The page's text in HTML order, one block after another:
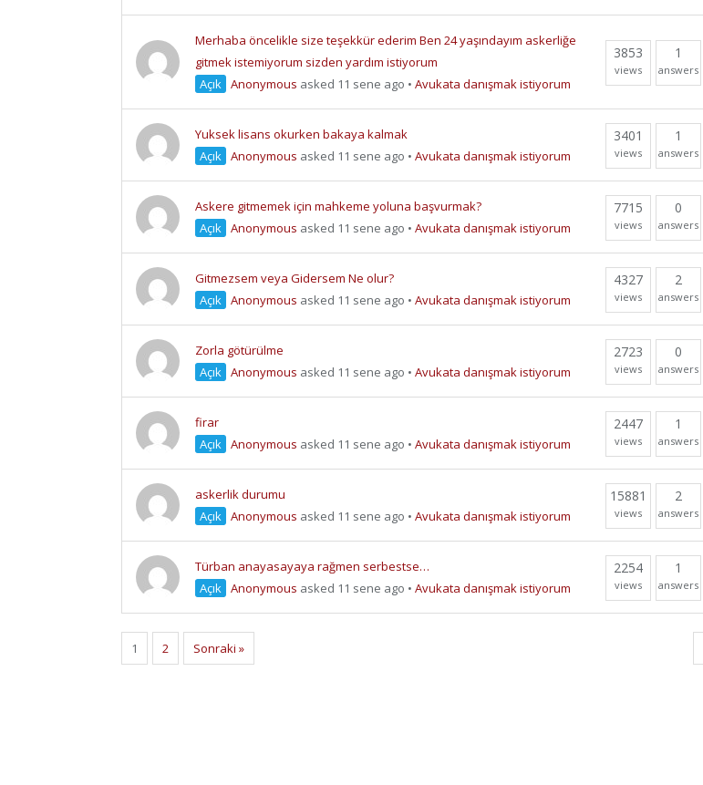
Merhaba öncelikle size teşekkür ederim Ben 24 yaşındayım askerliğe
gitmek istemiyorum sizden yardım istiyorum
Açık Anonymous asked 11 sene ago • Avukata danışmak istiyorum
3853
views
1
answers
Yuksek lisans okurken bakaya kalmak
Açık Anonymous asked 11 sene ago • Avukata danışmak istiyorum
3401
views
1
answers
Askere gitmemek için mahkeme yoluna başvurmak?
Açık Anonymous asked 11 sene ago • Avukata danışmak istiyorum
7715
views
0
answers
Gitmezsem veya Gidersem Ne olur?
Açık Anonymous asked 11 sene ago • Avukata danışmak istiyorum
4327
views
2
answers
Zorla götürülme
Açık Anonymous asked 11 sene ago • Avukata danışmak istiyorum
2723
views
0
answers
firar
Açık Anonymous asked 11 sene ago • Avukata danışmak istiyorum
2447
views
1
answers
askerlik durumu
Açık Anonymous asked 11 sene ago • Avukata danışmak istiyorum
15881
views
2
answers
Türban anayasayaya rağmen serbestse…
Açık Anonymous asked 11 sene ago • Avukata danışmak istiyorum
2254
views
1
answers
1 2 Sonraki »